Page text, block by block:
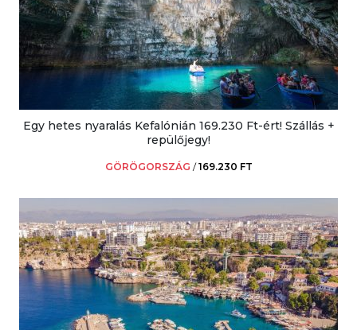
Egy hetes nyaralás Kefalónián 169.230 Ft-ért! Szállás +
repülőjegy!
GÖRÖGORSZÁG /169.230 FT